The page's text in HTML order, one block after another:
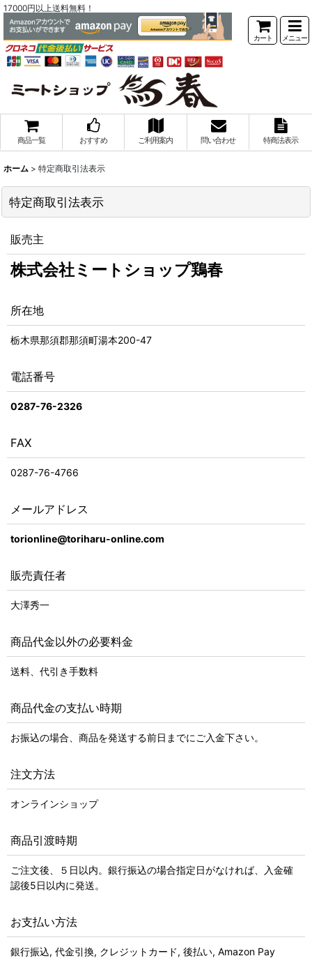
17000円以上送料無料！
カート メニュー
商品一覧 おすすめ ご利用案内 問い合わせ 特商法表示
ホーム > 特定商取引法表示
特定商取引法表示
販売主
株式会社ミートショップ鶏春
所在地
栃木県那須郡那須町湯本200-47
電話番号
0287-76-2326
FAX
0287-76-4766
メールアドレス
torionline@toriharu-online.com
販売責任者
大澤秀一
商品代金以外の必要料金
送料、代引き手数料
商品代金の支払い時期
お振込の場合、商品を発送する前日までにご入金下さい。
注文方法
オンラインショップ
商品引渡時期
ご注文後、５日以内。銀行振込の場合指定日がなければ、入金確
認後5日以内に発送。
お支払い方法
銀行振込, 代金引換, クレジットカード, 後払い, Amazon Pay